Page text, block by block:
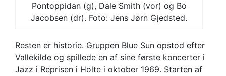
Pontoppidan (g), Dale Smith (vor) og Bo
Jacobsen (dr). Foto: Jens Jørn Gjedsted.
Resten er historie. Gruppen Blue Sun opstod efter
Vallekilde og spillede en af sine første koncerter i
Jazz i Reprisen i Holte i oktober 1969. Starten af